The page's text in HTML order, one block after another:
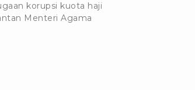
korupsi kuota haji
Menteri Agama